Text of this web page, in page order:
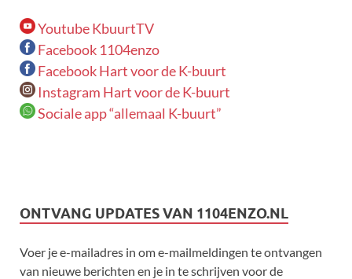
Youtube KbuurtTV
Facebook 1104enzo
Facebook Hart voor de K-buurt
Instagram Hart voor de K-buurt
Sociale app “allemaal K-buurt”
ONTVANG UPDATES VAN 1104ENZO.NL
Voer je e-mailadres in om e-mailmeldingen te ontvangen
van nieuwe berichten en je in te schrijven voor de